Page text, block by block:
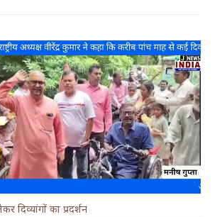
दिव्यांगों का प्रदर्शन